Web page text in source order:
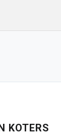
KOTERS